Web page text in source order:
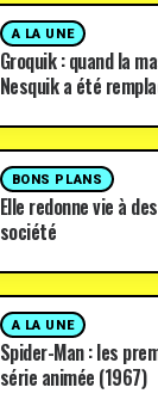
A LA UNE
Groquik : quand la
Nesquik a été
BONS PLANS
Elle redonne vie à
société
A LA UNE
Spider-Man : les
série animée (1967)